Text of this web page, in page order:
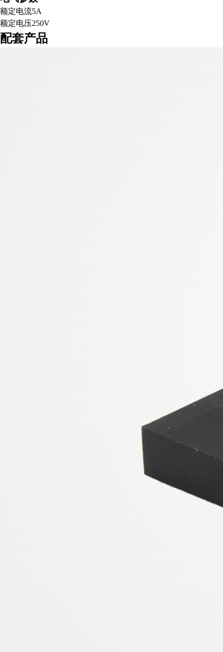
额定电流5A
额定电压250V
配套产品